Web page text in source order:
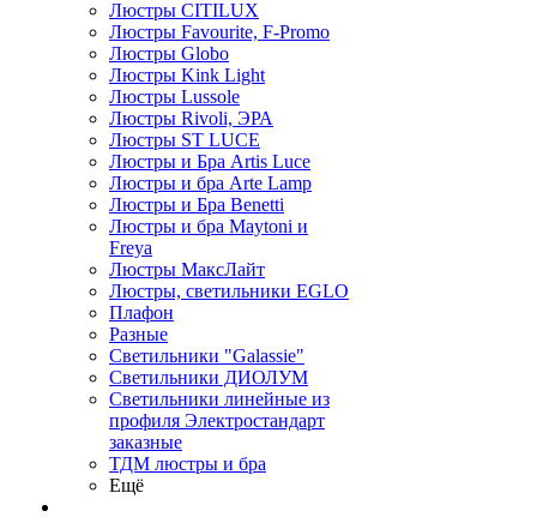
Люстры CITILUX
Люстры Favourite, F-Promo
Люстры Globo
Люстры Kink Light
Люстры Lussole
Люстры Rivoli, ЭРА
Люстры ST LUCE
Люстры и Бра Artis Luce
Люстры и бра Arte Lamp
Люстры и Бра Benetti
Люстры и бра Maytoni и
Freya
Люстры МаксЛайт
Люстры, светильники EGLO
Плафон
Разные
Светильники "Galassie"
Светильники ДИОЛУМ
Светильники линейные из
профиля Электростандарт
заказные
ТДМ люстры и бра
Ещё